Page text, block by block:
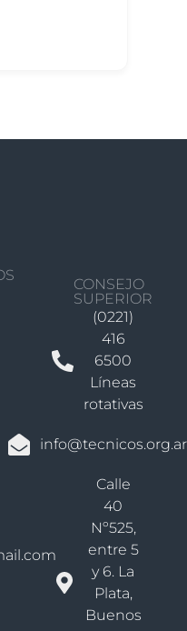
CONSEJO
SUPERIOR
(0221)
416
6500
Líneas
rotativas
info@tecnicos.org.ar
Calle
40
Nº525,
entre 5
y 6. La
Plata,
Buenos